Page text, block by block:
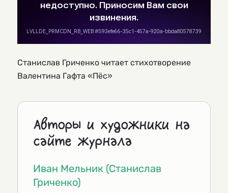
Станислав Гриченко читает стихотворение
Валентина Гафта «Пёс»
Авторы и художники на
сайте журнала
Иван Мельник (Станислав
Гриченко)